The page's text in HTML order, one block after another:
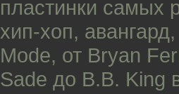
пластинки самых
хип-хоп, авангард,
Mode, от Bryan
Sade до B.B. King